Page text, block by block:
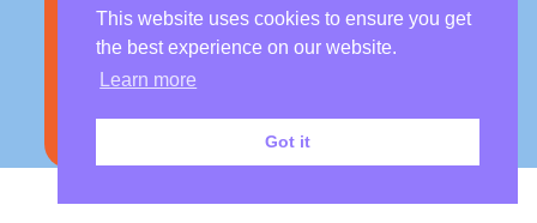
bruchhausen@vgunkel.de
This website uses cookies to ensure you get
the best experience on our website.
Learn more
Got it